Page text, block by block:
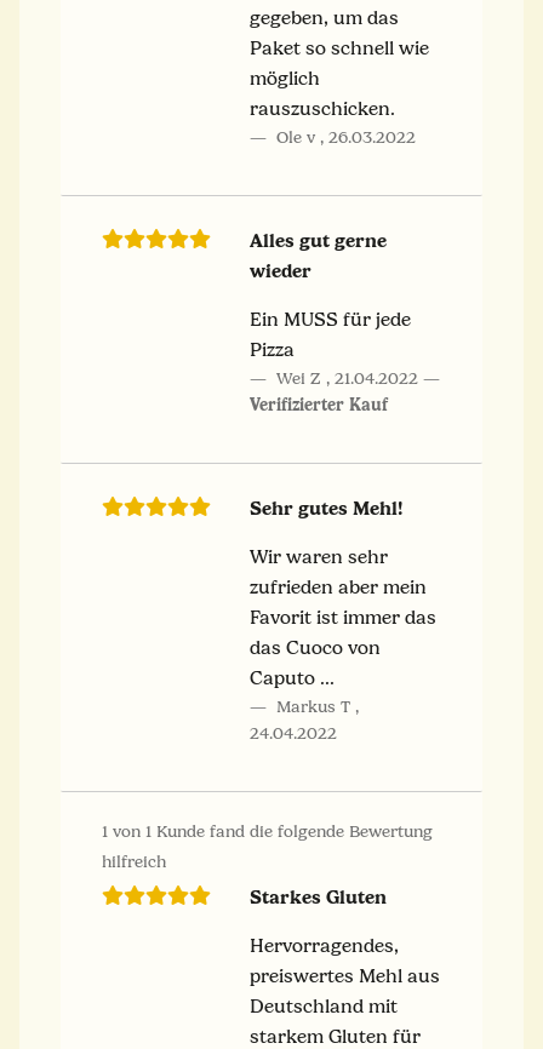
gegeben, um das
Paket so schnell wie
möglich
rauszuschicken.
Ole v , 26.03.2022
Alles gut gerne
wieder
Ein MUSS für jede
Pizza
Wei Z , 21.04.2022
Verifizierter Kauf
Sehr gutes Mehl!
Wir waren sehr
zufrieden aber mein
Favorit ist immer das
das Cuoco von
Caputo ...
Markus T ,
24.04.2022
1 von 1 Kunde fand die folgende Bewertung
hilfreich
Starkes Gluten
Hervorragendes,
preiswertes Mehl aus
Deutschland mit
starkem Gluten für